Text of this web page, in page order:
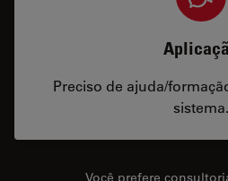
Preciso de ajuda/
sistema.
Você prefere